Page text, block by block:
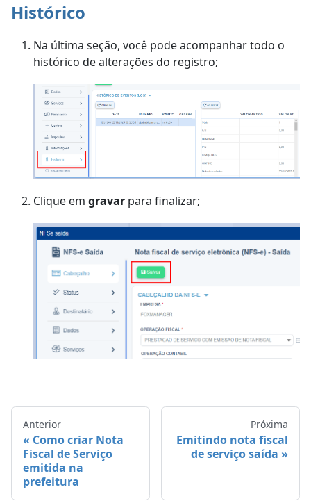
Histórico
Na última seção, você pode acompanhar todo o
histórico de alterações do registro;
Clique em gravar para finalizar;
Anterior
Como criar Nota
Fiscal de Serviço
emitida na
prefeitura
Próxima
Emitindo nota fiscal
de serviço saída